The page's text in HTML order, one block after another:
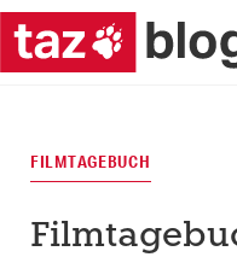
FILMTAGEBUCH